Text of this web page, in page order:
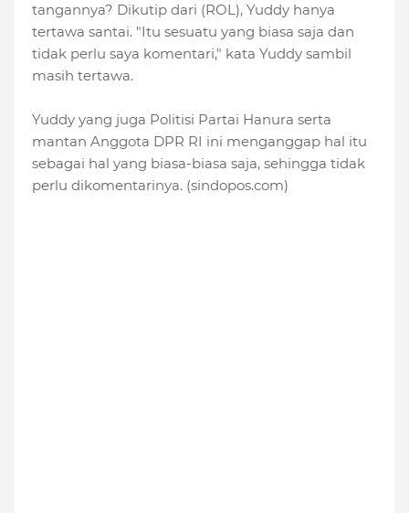
tangannya? Dikutip dari (ROL), Yuddy hanya
tertawa santai. "Itu sesuatu yang biasa saja dan
tidak perlu saya komentari," kata Yuddy sambil
masih tertawa.
Yuddy yang juga Politisi Partai Hanura serta
mantan Anggota DPR RI ini menganggap hal itu
sebagai hal yang biasa-biasa saja, sehingga tidak
perlu dikomentarinya. (sindopos.com)